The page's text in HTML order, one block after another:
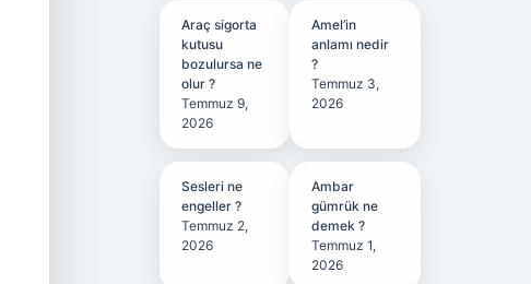
Araç sigorta
kutusu
bozulursa ne
olur ?
Temmuz 9,
2026
Amel’in
anlamı nedir
?
Temmuz 3,
2026
Sesleri ne
engeller ?
Temmuz 2,
2026
Ambar
gümrük ne
demek ?
Temmuz 1,
2026